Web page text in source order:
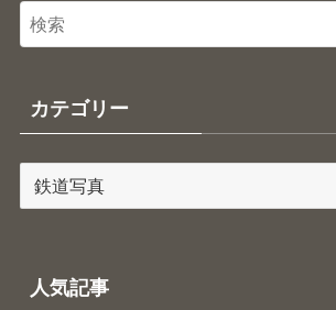
カテゴリー
人気記事